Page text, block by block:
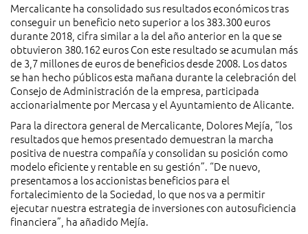
Mercalicante ha consolidado sus resultados económicos tras
conseguir un beneficio neto superior a los 383.300 euros
durante 2018, cifra similar a la del año anterior en la que se
obtuvieron 380.162 euros Con este resultado se acumulan más
de 3,7 millones de euros de beneficios desde 2008. Los datos
se han hecho públicos esta mañana durante la celebración del
Consejo de Administración de la empresa, participada
accionarialmente por Mercasa y el Ayuntamiento de Alicante.
Para la directora general de Mercalicante, Dolores Mejía, “los
resultados que hemos presentado demuestran la marcha
positiva de nuestra compañía y consolidan su posición como
modelo eficiente y rentable en su gestión”. “De nuevo,
presentamos a los accionistas beneficios para el
fortalecimiento de la Sociedad, lo que nos va a permitir
ejecutar nuestra estrategia de inversiones con autosuficiencia
financiera”, ha añadido Mejía.